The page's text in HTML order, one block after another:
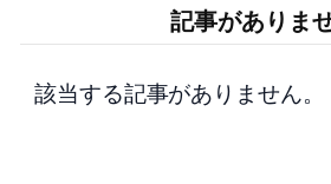
記事がありま
該当する記事がありません。